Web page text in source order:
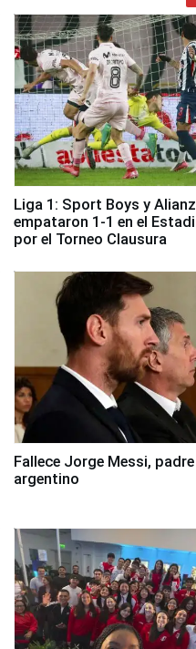
Liga 1: Sport Boys y
empataron 1-1 en el
por el Torneo Clausura
Fallece Jorge Messi,
argentino